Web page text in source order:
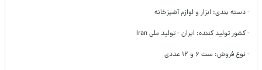
- دسته بندی: ابزار و لوازم آشپزخانه
- کشور تولید کننده: ایران - تولید ملی Iran
- نوع فروش: ست ۶ و ۱۲ عددی